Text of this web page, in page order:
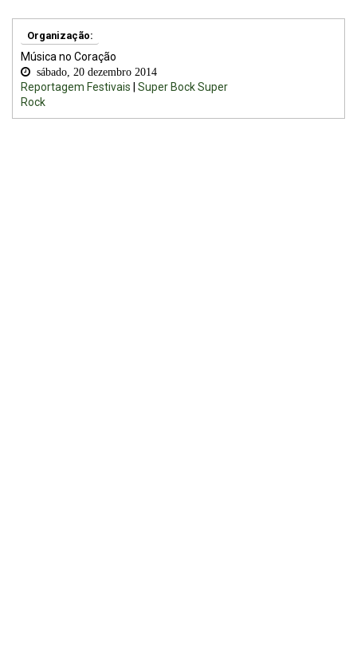
Organização:
Música no Coração
sábado, 20 dezembro 2014
Reportagem Festivais
Super Bock Super
Rock